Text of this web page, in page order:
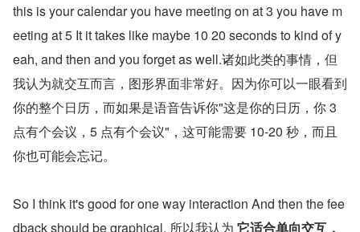
this is your calendar you have meeting on at 3 you have m
eeting at 5 It it takes like maybe 10 20 seconds to kind of y
eah, and then and you forget as well.诸如此类的事情，但
我认为就交互而言，图形界面非常好。因为你可以一眼看到
你的整个日历，而如果是语音告诉你"这是你的日历，你 3
点有个会议，5 点有个会议"，这可能需要 10-20 秒，而且
你也可能会忘记。
So I think it's good for one way interaction And then the fee
dback should be graphical. 所以我认为 它适合单向交互，